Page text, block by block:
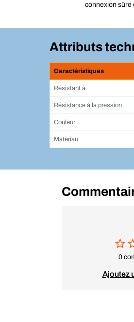
connexion sûre
Attributs
Caractéristiques
Résistant à
Résistance à la pression
Couleur
Matériau
0
Ajoutez